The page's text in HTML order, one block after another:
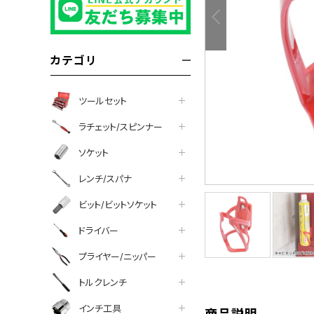
カテゴリ
ツールセット
ラチェット/スピンナー
ソケット
レンチ/スパナ
ビット/ビットソケット
ドライバー
プライヤー/ニッパー
トルクレンチ
インチ工具
facebook
line